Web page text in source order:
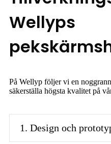
Wellyps
På Wellyp följer vi en
säkerställa högsta kvalitet på
1. Design och